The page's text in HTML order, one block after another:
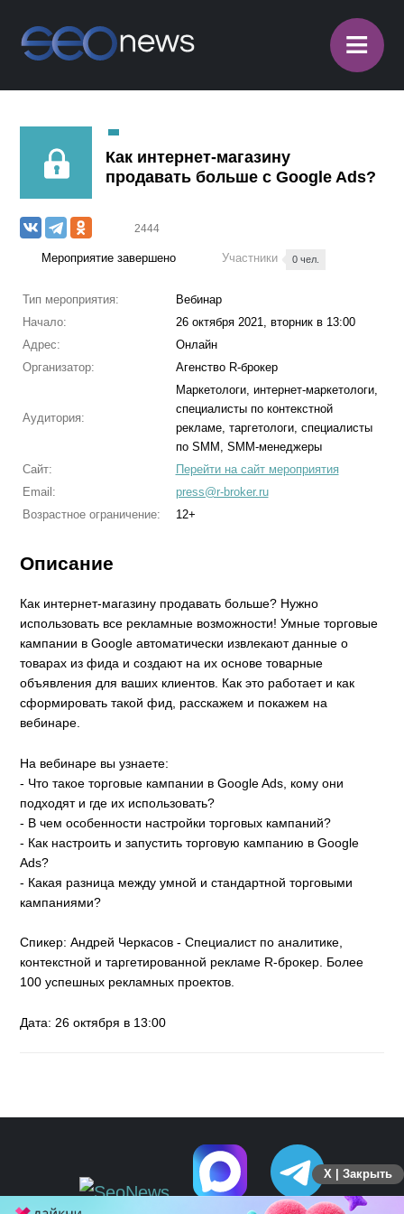
≡
Как интернет-магазину
продавать больше с Google Ads?
2444
Мероприятие завершено Участники 0 чел.
Тип мероприятия:
Вебинар
Начало:
26 октября 2021, вторник в 13:00
Адрес:
Онлайн
Организатор:
Агенство R-брокер
Аудитория:
Маркетологи, интернет-маркетологи,
специалисты по контекстной
рекламе, таргетологи, специалисты
по SMM, SMM-менеджеры
Сайт:
Перейти на сайт мероприятия
Email:
press@r-broker.ru
Возрастное ограничение:
12+
Описание
Как интернет-магазину продавать больше? Нужно
использовать все рекламные возможности! Умные торговые
кампании в Google автоматически извлекают данные о
товарах из фида и создают на их основе товарные
объявления для ваших клиентов. Как это работает и как
сформировать такой фид, расскажем и покажем на
вебинаре.
На вебинаре вы узнаете:
- Что такое торговые кампании в Google Ads, кому они
подходят и где их использовать?
- В чем особенности настройки торговых кампаний?
- Как настроить и запустить торговую кампанию в Google
Ads?
- Какая разница между умной и стандартной торговыми
кампаниями?
Спикер: Андрей Черкасов - Специалист по аналитике,
контекстной и таргетированной рекламе R-брокер. Более
100 успешных рекламных проектов.
Дата: 26 октября в 13:00
X | Закрыть